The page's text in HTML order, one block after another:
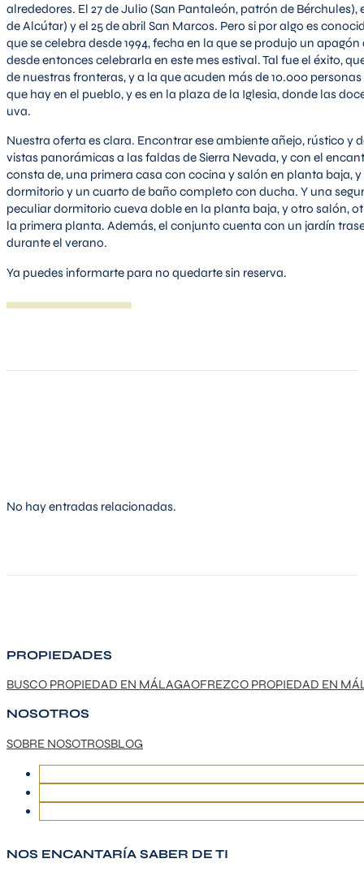
alrededores. El 27 de Julio (San Pantaleón, patrón de
de Alcútar) y el 25 de abril San Marcos. Pero si por algo es
que se celebra desde 1994, fecha en la que se produjo un
desde entonces celebrarla en este mes estival. Tal fue el éxito,
de nuestras fronteras, y a la que acuden más de 10.000
que hay en el pueblo, y es en la plaza de la Iglesia, donde las
uva.
Nuestra oferta es clara. Encontrar ese ambiente añejo, rústico y
vistas panorámicas a las faldas de Sierra Nevada, y con el
consta de, una primera casa con cocina y salón en planta baja,
dormitorio y un cuarto de baño completo con ducha. Y una
peculiar dormitorio cueva doble en la planta baja, y otro salón,
la primera planta. Además, el conjunto cuenta con un jardín
durante el verano.
Ya puedes informarte para no quedarte sin reserva.
No hay entradas relacionadas.
PROPIEDADES
BUSCO PROPIEDAD EN MÁLAGAOFREZCO PROPIEDAD EN
NOSOTROS
SOBRE NOSOTROSBLOG
NOS ENCANTARÍA SABER DE TI